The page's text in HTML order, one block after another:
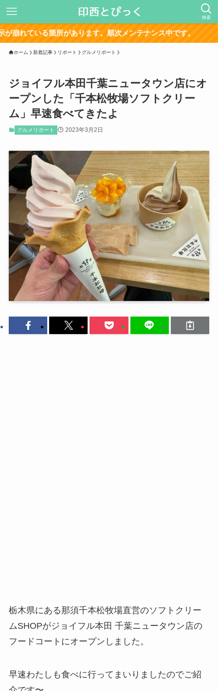
検索
ホーム 新着記事 リポート グルメリポート
ジョイフル本田千葉ニュータウン店にオ
ープンした「千本松牧場ソフトクリー
ム」早速食べてきたよ
グルメリポート 2023年3月2日
栃木県にある那須千本松牧場直営のソフトクリー
ムSHOPがジョイフル本田 千葉ニュータウン店の
フードコートにオープンしました。
早速わたしも食べに行ってまいりましたのでご紹